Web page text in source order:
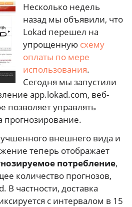
Несколько недель
назад мы объявили, что
Lokad перешел на
упрощенную схему
оплаты по мере
использования.
Сегодня мы запустили
app.lokad.com, веб-
позволяет управлять
внешнего вида и
теперь отображает
потребление,
количество прогнозов,
В частности, доставка
с интервалом в 15